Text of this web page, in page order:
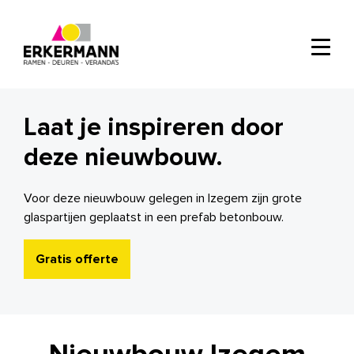
Laat je inspireren door
deze nieuwbouw.
Voor deze nieuwbouw gelegen in Izegem zijn grote
glaspartijen geplaatst in een prefab betonbouw.
Gratis offerte